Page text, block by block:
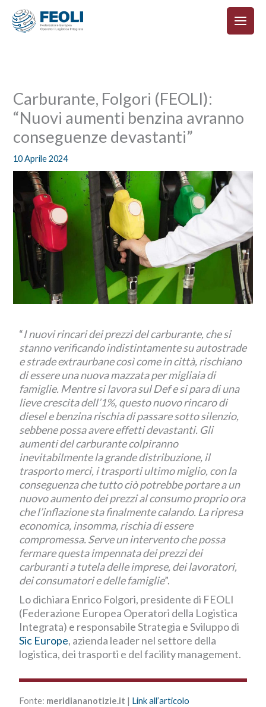
contenuto
Carburante, Folgori (FEOLI):
“Nuovi aumenti benzina avranno
conseguenze devastanti”
10 Aprile 2024
“I nuovi rincari dei prezzi del carburante, che si
stanno verificando indistintamente su autostrade
e strade extraurbane così come in città, rischiano
di essere una nuova mazzata per migliaia di
famiglie. Mentre si lavora sul Def e si para di una
lieve crescita dell’1%, questo nuovo rincaro di
diesel e benzina rischia di passare sotto silenzio,
sebbene possa avere effetti devastanti. Gli
aumenti del carburante colpiranno
inevitabilmente la grande distribuzione, il
trasporto merci, i trasporti ultimo miglio, con la
conseguenza che tutto ciò potrebbe portare a un
nuovo aumento dei prezzi al consumo proprio ora
che l’inflazione sta finalmente calando. La ripresa
economica, insomma, rischia di essere
compromessa. Serve un intervento che possa
fermare questa impennata dei prezzi dei
carburanti a tutela delle imprese, dei lavoratori,
dei consumatori e delle famiglie”.
Lo dichiara Enrico Folgori, presidente di FEOLI
(Federazione Europea Operatori della Logistica
Integrata) e responsabile Strategia e Sviluppo di
Sic Europe, azienda leader nel settore della
logistica, dei trasporti e del facility management.
Fonte: meridiananotizie.it | Link all’articolo